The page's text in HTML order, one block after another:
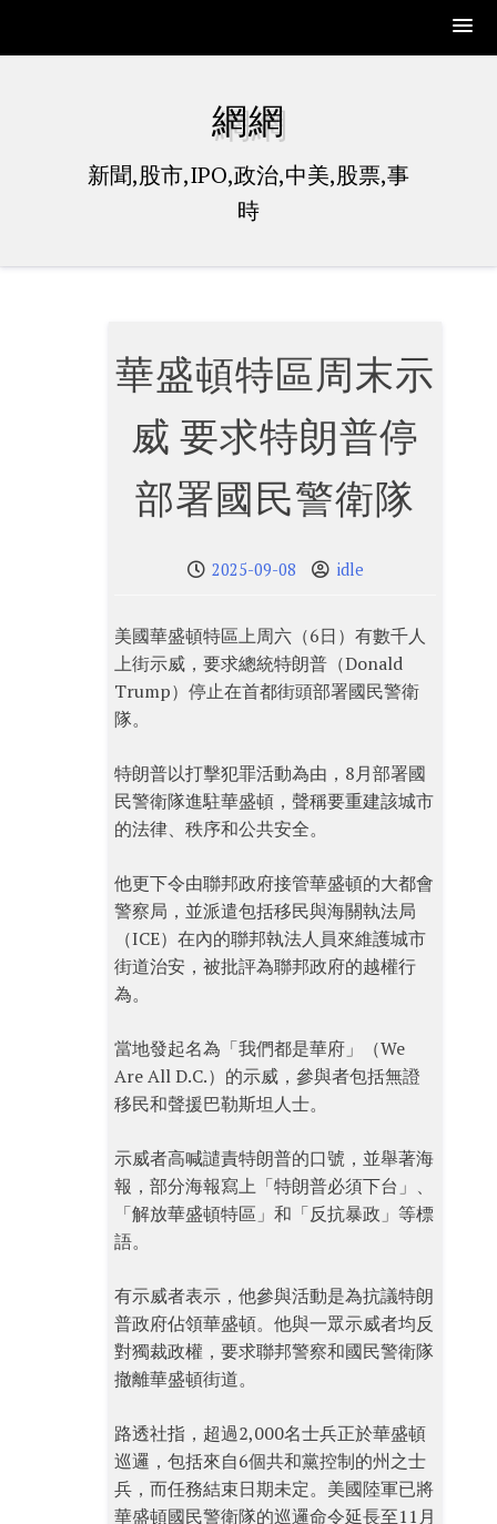
網網
新聞,股市,IPO,政治,中美,股票,事
時
華盛頓特區周末示
威 要求特朗普停
部署國民警衛隊
2025-09-08 idle
美國華盛頓特區上周六（6日）有數千人
上街示威，要求總統特朗普（Donald
Trump）停止在首都街頭部署國民警衛
隊。
特朗普以打擊犯罪活動為由，8月部署國
民警衛隊進駐華盛頓，聲稱要重建該城市
的法律、秩序和公共安全。
他更下令由聯邦政府接管華盛頓的大都會
警察局，並派遣包括移民與海關執法局
（ICE）在內的聯邦執法人員來維護城市
街道治安，被批評為聯邦政府的越權行
為。
當地發起名為「我們都是華府」（We
Are All D.C.）的示威，參與者包括無證
移民和聲援巴勒斯坦人士。
示威者高喊譴責特朗普的口號，並舉著海
報，部分海報寫上「特朗普必須下台」、
「解放華盛頓特區」和「反抗暴政」等標
語。
有示威者表示，他參與活動是為抗議特朗
普政府佔領華盛頓。他與一眾示威者均反
對獨裁政權，要求聯邦警察和國民警衛隊
撤離華盛頓街道。
路透社指，超過2,000名士兵正於華盛頓
巡邏，包括來自6個共和黨控制的州之士
兵，而任務結束日期未定。美國陸軍已將
華盛頓國民警衛隊的巡邏命令延長至11月